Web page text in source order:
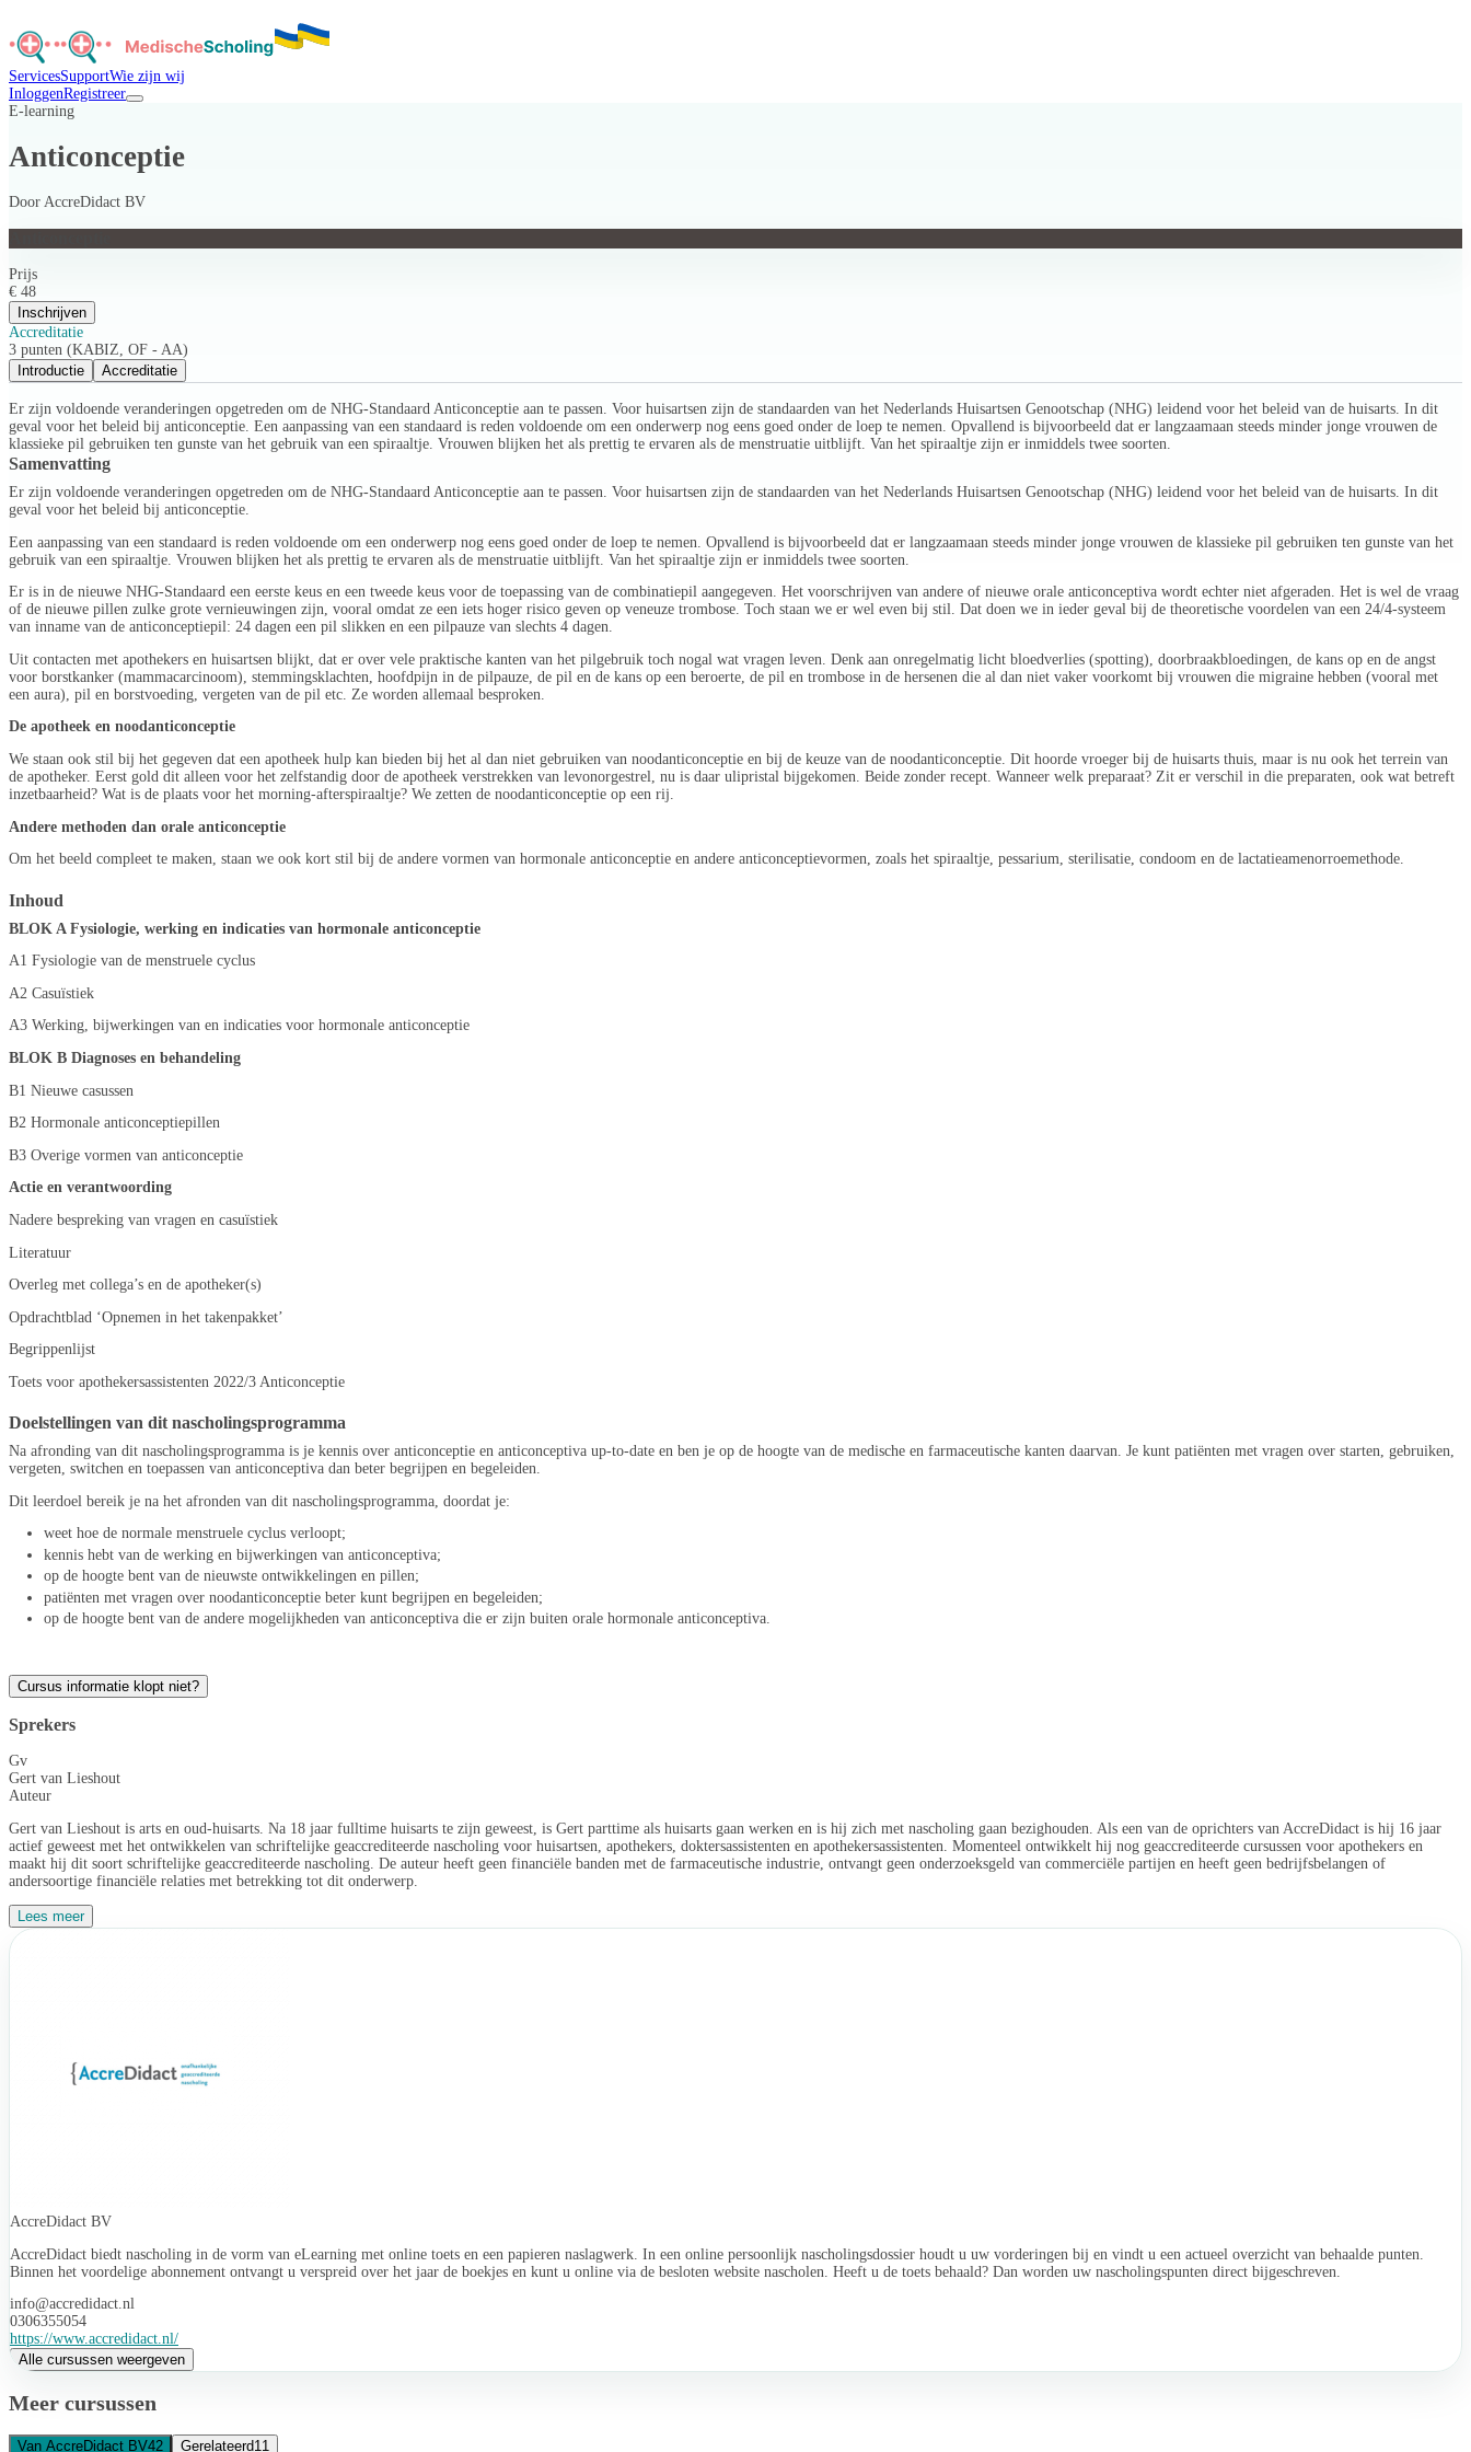
ServicesSupportWie zijn wij
InloggenRegistreer
E-learning
Anticonceptie
Door AccreDidact BV
Prijs
€ 48
Inschrijven
Accreditatie
3 punten (KABIZ, OF - AA)
Introductie
Accreditatie
Er zijn voldoende veranderingen opgetreden om de NHG-Standaard Anticonceptie aan te passen. Voor huisartsen zijn de standaarden van het Nederlands Huisartsen Genootschap (NHG) leidend voor het beleid van de huisarts. In dit
geval voor het beleid bij anticonceptie. Een aanpassing van een standaard is reden voldoende om een onderwerp nog eens goed onder de loep te nemen. Opvallend is bijvoorbeeld dat er langzaamaan steeds minder jonge vrouwen de
klassieke pil gebruiken ten gunste van het gebruik van een spiraaltje. Vrouwen blijken het als prettig te ervaren als de menstruatie uitblijft. Van het spiraaltje zijn er inmiddels twee soorten.
Samenvatting
Er zijn voldoende veranderingen opgetreden om de NHG-Standaard Anticonceptie aan te passen. Voor huisartsen zijn de standaarden van het Nederlands Huisartsen Genootschap (NHG) leidend voor het beleid van de huisarts. In dit
geval voor het beleid bij anticonceptie.
Een aanpassing van een standaard is reden voldoende om een onderwerp nog eens goed onder de loep te nemen. Opvallend is bijvoorbeeld dat er langzaamaan steeds minder jonge vrouwen de klassieke pil gebruiken ten gunste van het
gebruik van een spiraaltje. Vrouwen blijken het als prettig te ervaren als de menstruatie uitblijft. Van het spiraaltje zijn er inmiddels twee soorten.
Er is in de nieuwe NHG-Standaard een eerste keus en een tweede keus voor de toepassing van de combinatiepil aangegeven. Het voorschrijven van andere of nieuwe orale anticonceptiva wordt echter niet afgeraden. Het is wel de vraag
of de nieuwe pillen zulke grote vernieuwingen zijn, vooral omdat ze een iets hoger risico geven op veneuze trombose. Toch staan we er wel even bij stil. Dat doen we in ieder geval bij de theoretische voordelen van een 24/4-systeem
van inname van de anticonceptiepil: 24 dagen een pil slikken en een pilpauze van slechts 4 dagen.
Uit contacten met apothekers en huisartsen blijkt, dat er over vele praktische kanten van het pilgebruik toch nogal wat vragen leven. Denk aan onregelmatig licht bloedverlies (spotting), doorbraakbloedingen, de kans op en de angst
voor borstkanker (mammacarcinoom), stemmingsklachten, hoofdpijn in de pilpauze, de pil en de kans op een beroerte, de pil en trombose in de hersenen die al dan niet vaker voorkomt bij vrouwen die migraine hebben (vooral met
een aura), pil en borstvoeding, vergeten van de pil etc. Ze worden allemaal besproken.
De apotheek en noodanticonceptie
We staan ook stil bij het gegeven dat een apotheek hulp kan bieden bij het al dan niet gebruiken van noodanticonceptie en bij de keuze van de noodanticonceptie. Dit hoorde vroeger bij de huisarts thuis, maar is nu ook het terrein van
de apotheker. Eerst gold dit alleen voor het zelfstandig door de apotheek verstrekken van levonorgestrel, nu is daar ulipristal bijgekomen. Beide zonder recept. Wanneer welk preparaat? Zit er verschil in die preparaten, ook wat betreft
inzetbaarheid? Wat is de plaats voor het morning-afterspiraaltje? We zetten de noodanticonceptie op een rij.
Andere methoden dan orale anticonceptie
Om het beeld compleet te maken, staan we ook kort stil bij de andere vormen van hormonale anticonceptie en andere anticonceptievormen, zoals het spiraaltje, pessarium, sterilisatie, condoom en de lactatieamenorroemethode.
Inhoud
BLOK A Fysiologie, werking en indicaties van hormonale anticonceptie
A1 Fysiologie van de menstruele cyclus
A2 Casuïstiek
A3 Werking, bijwerkingen van en indicaties voor hormonale anticonceptie
BLOK B Diagnoses en behandeling
B1 Nieuwe casussen
B2 Hormonale anticonceptiepillen
B3 Overige vormen van anticonceptie
Actie en verantwoording
Nadere bespreking van vragen en casuïstiek
Literatuur
Overleg met collega’s en de apotheker(s)
Opdrachtblad ‘Opnemen in het takenpakket’
Begrippenlijst
Toets voor apothekersassistenten 2022/3 Anticonceptie
Doelstellingen van dit nascholingsprogramma
Na afronding van dit nascholingsprogramma is je kennis over anticonceptie en anticonceptiva up-to-date en ben je op de hoogte van de medische en farmaceutische kanten daarvan. Je kunt patiënten met vragen over starten, gebruiken,
vergeten, switchen en toepassen van anticonceptiva dan beter begrijpen en begeleiden.
Dit leerdoel bereik je na het afronden van dit nascholingsprogramma, doordat je:
weet hoe de normale menstruele cyclus verloopt;
kennis hebt van de werking en bijwerkingen van anticonceptiva;
op de hoogte bent van de nieuwste ontwikkelingen en pillen;
patiënten met vragen over noodanticonceptie beter kunt begrijpen en begeleiden;
op de hoogte bent van de andere mogelijkheden van anticonceptiva die er zijn buiten orale hormonale anticonceptiva.
Cursus informatie klopt niet?
Sprekers
Gv
Gert van Lieshout
Auteur
Gert van Lieshout is arts en oud-huisarts. Na 18 jaar fulltime huisarts te zijn geweest, is Gert parttime als huisarts gaan werken en is hij zich met nascholing gaan bezighouden. Als een van de oprichters van AccreDidact is hij 16 jaar
actief geweest met het ontwikkelen van schriftelijke geaccrediteerde nascholing voor huisartsen, apothekers, doktersassistenten en apothekersassistenten. Momenteel ontwikkelt hij nog geaccrediteerde cursussen voor apothekers en
maakt hij dit soort schriftelijke geaccrediteerde nascholing. De auteur heeft geen financiële banden met de farmaceutische industrie, ontvangt geen onderzoeksgeld van commerciële partijen en heeft geen bedrijfsbelangen of
andersoortige financiële relaties met betrekking tot dit onderwerp.
Lees meer
AccreDidact BV
AccreDidact biedt nascholing in de vorm van eLearning met online toets en een papieren naslagwerk. In een online persoonlijk nascholingsdossier houdt u uw vorderingen bij en vindt u een actueel overzicht van behaalde punten.
Binnen het voordelige abonnement ontvangt u verspreid over het jaar de boekjes en kunt u online via de besloten website nascholen. Heeft u de toets behaald? Dan worden uw nascholingspunten direct bijgeschreven.
info@accredidact.nl
0306355054
https://www.accredidact.nl/
Alle cursussen weergeven
Meer cursussen
Van AccreDidact BV42 Gerelateerd11